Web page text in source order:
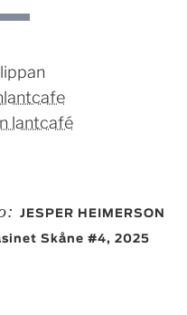
lantcafé
JESPER HEIMERSON
Skåne #4, 2025